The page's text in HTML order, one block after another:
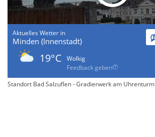
Aktuelles Wetter in
Minden (Innenstadt)
19°C
Wolkig
Feedback geben
Standort Bad Salzuflen - Gradierwerk am Uhrenturm